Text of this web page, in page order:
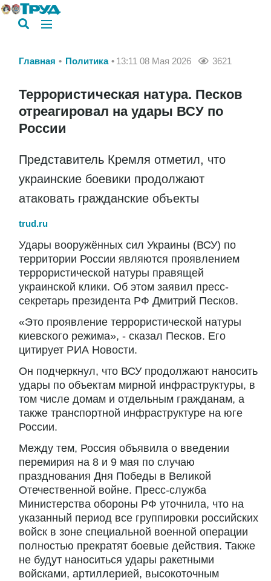
Главная Политика 13:11 08 Мая 2026 3621
Террористическая натура. Песков
отреагировал на удары ВСУ по
России
Представитель Кремля отметил, что
украинские боевики продолжают
атаковать гражданские объекты
trud.ru
Удары вооружённых сил Украины (ВСУ) по
территории России являются проявлением
террористической натуры правящей
украинской клики. Об этом заявил пресс-
секретарь президента РФ Дмитрий Песков.
«Это проявление террористической натуры
киевского режима», - сказал Песков. Его
цитирует РИА Новости.
Он подчеркнул, что ВСУ продолжают наносить
удары по объектам мирной инфраструктуры, в
том числе домам и отдельным гражданам, а
также транспортной инфраструктуре на юге
России.
Между тем, Россия объявила о введении
перемирия на 8 и 9 мая по случаю
празднования Дня Победы в Великой
Отечественной войне. Пресс-служба
Министерства обороны РФ уточнила, что на
указанный период все группировки российских
войск в зоне специальной военной операции
полностью прекратят боевые действия. Также
не будут наноситься удары ракетными
войсками, артиллерией, высокоточным